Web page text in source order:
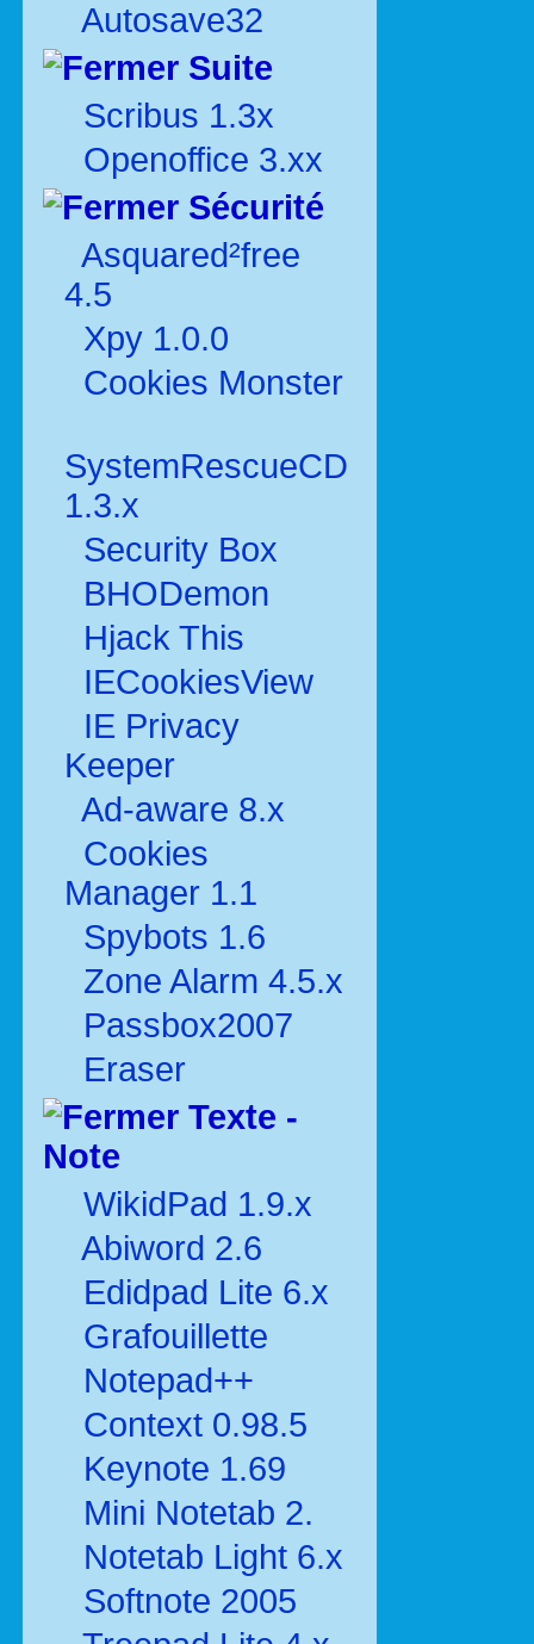
Autosave32
Suite
Scribus 1.3x
Openoffice 3.xx
Sécurité
Asquared²free
4.5
Xpy 1.0.0
Cookies Monster
SystemRescueCD
1.3.x
Security Box
BHODemon
Hjack This
IECookiesView
IE Privacy
Keeper
Ad-aware 8.x
Cookies
Manager 1.1
Spybots 1.6
Zone Alarm 4.5.x
Passbox2007
Eraser
Texte -
Note
WikidPad 1.9.x
Abiword 2.6
Edidpad Lite 6.x
Grafouillette
Notepad++
Context 0.98.5
Keynote 1.69
Mini Notetab 2.
Notetab Light 6.x
Softnote 2005